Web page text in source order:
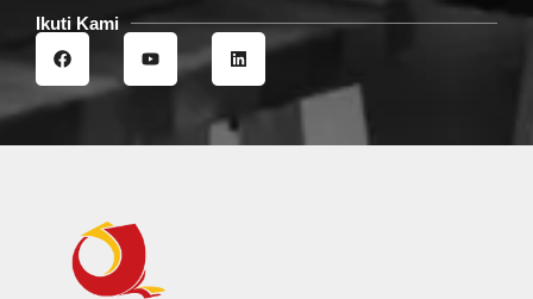
Ikuti Kami
a
e
o
o
e
i
d
i